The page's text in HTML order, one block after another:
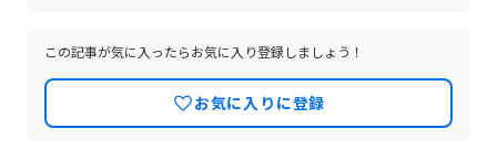
この記事が気に入ったらお気に入り登録しましょう！
お気に入りに登録